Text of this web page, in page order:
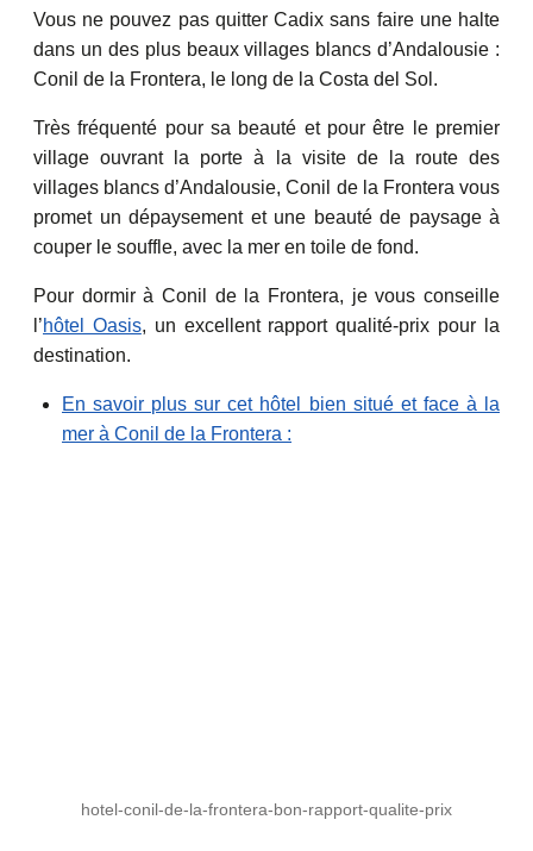
Vous ne pouvez pas quitter Cadix sans faire une halte
dans un des plus beaux villages blancs d’Andalousie :
Conil de la Frontera, le long de la Costa del Sol.
Très fréquenté pour sa beauté et pour être le premier
village ouvrant la porte à la visite de la route des
villages blancs d’Andalousie, Conil de la Frontera vous
promet un dépaysement et une beauté de paysage à
couper le souffle, avec la mer en toile de fond.
Pour dormir à Conil de la Frontera, je vous conseille
l’hôtel Oasis, un excellent rapport qualité-prix pour la
destination.
En savoir plus sur cet hôtel bien situé et face à la
mer à Conil de la Frontera :
hotel-conil-de-la-frontera-bon-rapport-qualite-prix